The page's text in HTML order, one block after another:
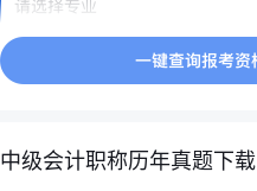
中级会计职称历年真题下载